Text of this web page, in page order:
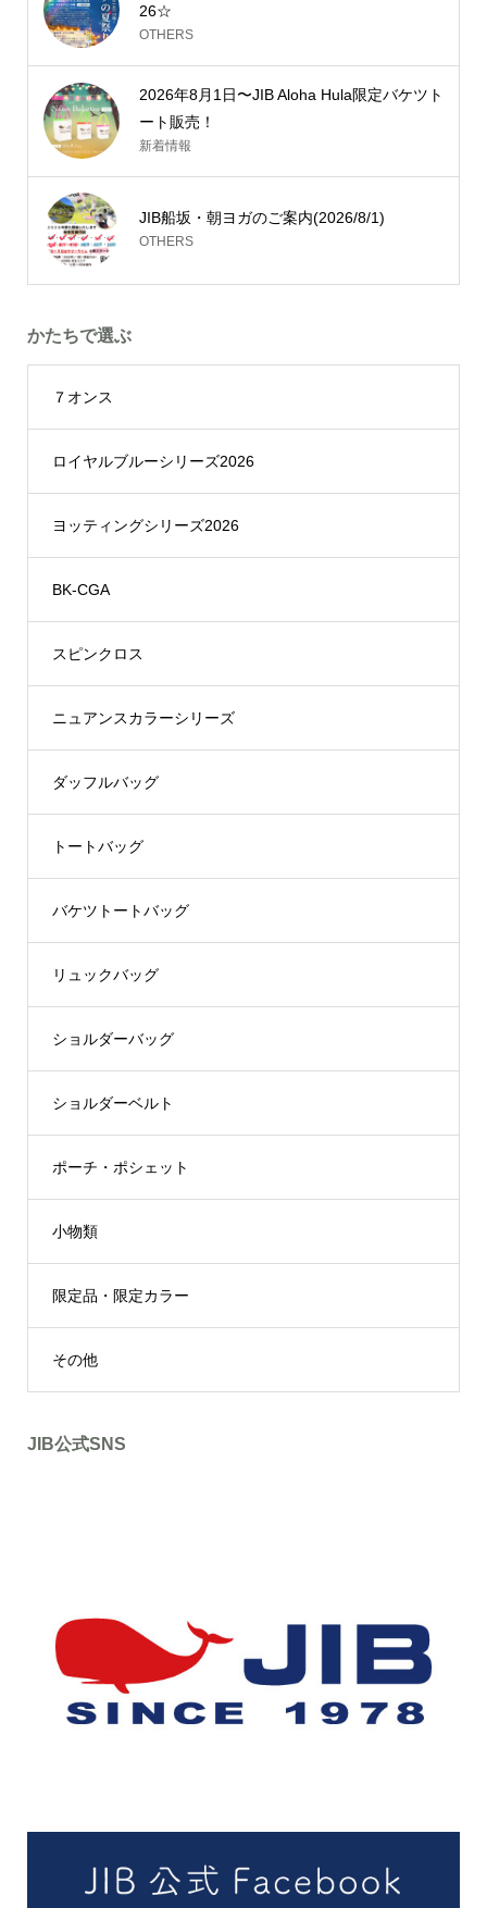
26☆
OTHERS
2026年8月1日〜JIB Aloha Hula限定バケツト
ート販売！
新着情報
JIB船坂・朝ヨガのご案内(2026/8/1)
OTHERS
かたちで選ぶ
７オンス
ロイヤルブルーシリーズ2026
ヨッティングシリーズ2026
BK-CGA
スピンクロス
ニュアンスカラーシリーズ
ダッフルバッグ
トートバッグ
バケツトートバッグ
リュックバッグ
ショルダーバッグ
ショルダーベルト
ポーチ・ポシェット
小物類
限定品・限定カラー
その他
JIB公式SNS